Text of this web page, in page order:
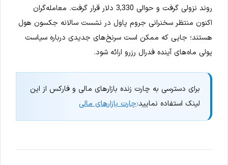
روند نزولی گرفت و حوالی 3,330 دلار قرار گرفت. معامله‌گران
اکنون منتظر سخنرانی جروم پاول در نشست سالانه جکسون هول
هستند؛ جایی که ممکن است سرنخ‌های جدیدی درباره سیاست
پولی ماه‌های آینده فدرال رزرو ارائه شود.
برای دسترسی به چارت زنده بازارهای مالی و فارکس از این
لینک استفاده نمایید:چارت بازارهای مالی